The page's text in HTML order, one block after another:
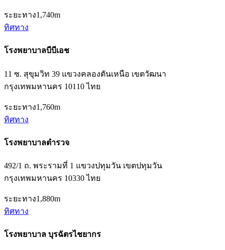
ระยะทาง1,740m
ทิศทาง
โรงพยาบาลบีบีเอช
11 ซ. สุขุมวิท 39 แขวงคลองตันเหนือ เขตวัฒนา
กรุงเทพมหานคร 10110 ไทย
ระยะทาง1,760m
ทิศทาง
โรงพยาบาลตำรวจ
492/1 ถ. พระรามที่ 1 แขวงปทุมวัน เขตปทุมวัน
กรุงเทพมหานคร 10330 ไทย
ระยะทาง1,880m
ทิศทาง
โรงพยาบาล บุรฉัตรไชยากร